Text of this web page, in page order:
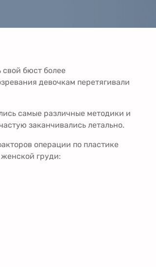
бюст более
девочкам перетягивали
самые различные методики и
заканчивались летально.
операции по пластике
груди: